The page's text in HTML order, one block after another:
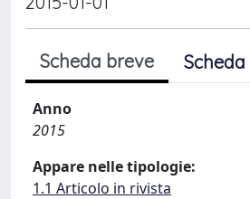
Scheda breve
Anno
2015
Appare nelle tipologie:
1.1 Articolo in rivista